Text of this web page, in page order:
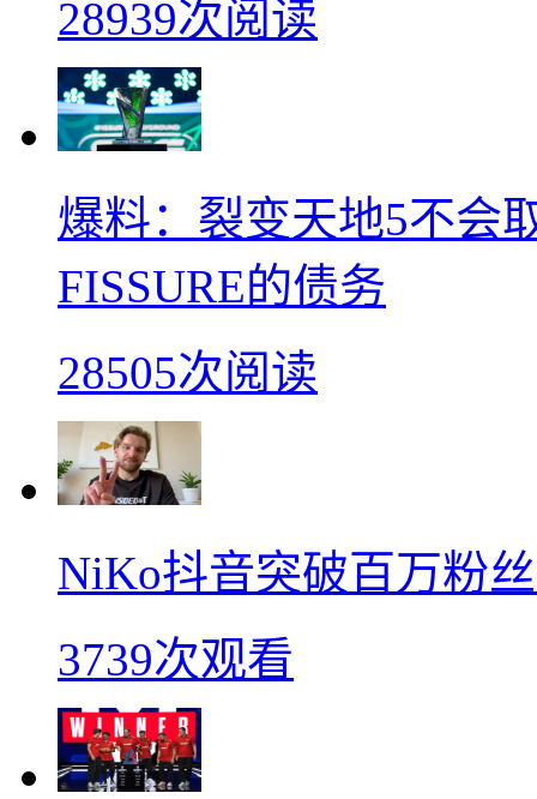
28939次阅读
爆料：裂变天地5不会
FISSURE的债务
28505次阅读
NiKo抖音突破百万粉
3739次观看